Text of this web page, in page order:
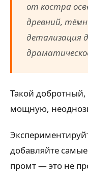
от костра
древний,
детализация
Такой добротный,
мощную,
добавляйте
промт — это не